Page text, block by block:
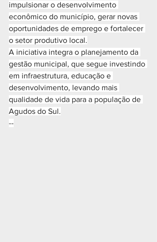
impulsionar o desenvolvimento
econômico do município, gerar novas
oportunidades de emprego e fortalecer
o setor produtivo local.
A iniciativa integra o planejamento da
gestão municipal, que segue investindo
em infraestrutura, educação e
desenvolvimento, levando mais
qualidade de vida para a população de
Agudos do Sul.
--